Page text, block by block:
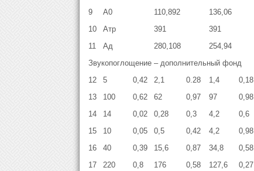
9
А0 110,892 136,06
10
Атр 391 391
11
Ад 280,108 254,94
Звукопоглощение – дополнительный фонд
12
5 0,42 2,1 0.28 1,4 0,18
13
100 0,62 62 0,97 97 0,98
14
14 0,02 0,28 0,3 4,2 0,6
15
10 0,05 0,5 0,42 4,2 0,98
16
40 0,39 15,6 0,87 34,8 0,58
17
220 0,8 176 0,58 127,6 0,27